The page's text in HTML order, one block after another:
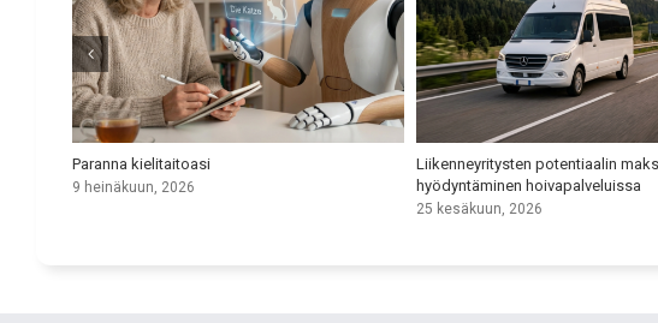
Paranna kielitaitoasi
9 heinäkuun, 2026
Liikenneyritysten potentiaalin
hyödyntäminen hoivapalveluissa
25 kesäkuun, 2026